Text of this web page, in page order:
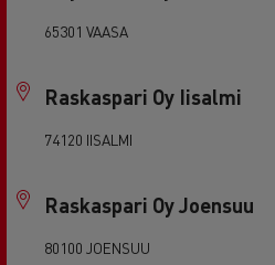
65301 VAASA
Raskaspari Oy Iisalmi
74120 IISALMI
Raskaspari Oy Joensuu
80100 JOENSUU